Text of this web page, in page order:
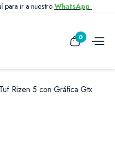
para ir a nuestro WhatsApp
0
Rizen 5 con Gráfica Gtx